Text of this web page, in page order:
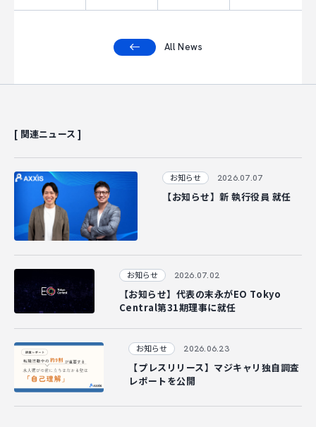
All News
[ 関連ニュース ]
お知らせ 2026.07.07
【お知らせ】新 執行役員 就任
お知らせ 2026.07.02
【お知らせ】代表の末永がEO Tokyo
Central第31期理事に就任
お知らせ 2026.06.23
【プレスリリース】マジキャリ独自調査
レポートを公開